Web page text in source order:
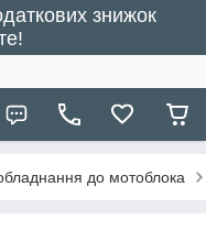
знижок
до мотоблока